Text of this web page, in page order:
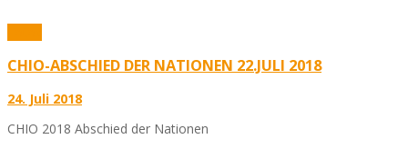
CHIO-ABSCHIED DER NATIONEN 22.JULI 2018
24. Juli 2018
CHIO 2018 Abschied der Nationen